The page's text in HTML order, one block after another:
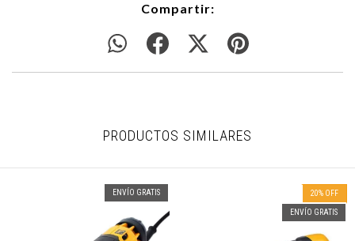
Compartir:
PRODUCTOS SIMILARES
ENVÍO GRATIS 20% OFF
ENVÍO GRATIS